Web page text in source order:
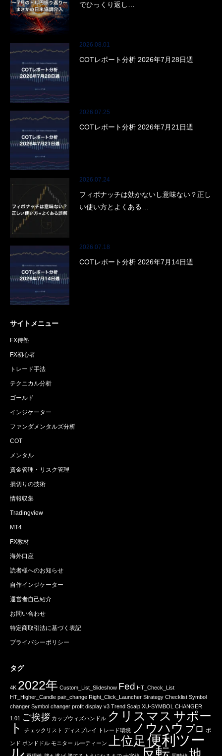
でひっくり返し…
2026.08.01
COTレポート分析 2026年7月28日週
2026.07.25
COTレポート分析 2026年7月21日週
2026.07.24
フィボナッチは効かないし意味ない？正し
い使い方とよくある…
2026.07.18
COTレポート分析 2026年7月14日週
サイトメニュー
FX侍塾
FX初心者
トレード手法
テクニカル分析
ゴールド
インジケーター
ファンダメンタルズ分析
COT
メンタル
資金管理・リスク管理
損切りの技術
情報収集
Tradingview
MT4
FX教材
海外口座
読者様へのお知らせ
自作インジケーター
運営者自己紹介
お問い合わせ
特定商取引法に基づく表記
プライバシーポリシー
タグ
4K 2022年 Custom_List_Slideshow Fed HT_Check_List
HT_Higher_Candle pair_change Right_Click_Launcher Strategy Checklist Symbol
changer Symbol changer profit display v3 Trend Scalp XU-SYMBOL CHANGER
1.01 ご挨拶 カップウィズハンドル クリスマス サポー
ト
チェックリスト ディスプレイ トレード環境 ノウハウ プロ ポ
ンド ポンドドル モニター ルーティーン 上位足 便利ツー